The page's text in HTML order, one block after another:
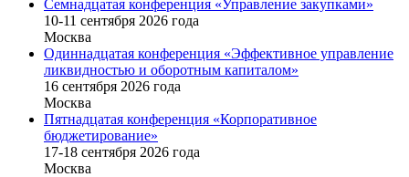
Семнадцатая конференция «Управление закупками»
10-11 сентября 2026 года
Москва
Одиннадцатая конференция «Эффективное управление
ликвидностью и оборотным капиталом»
16 cентября 2026 года
Москва
Пятнадцатая конференция «Корпоративное
бюджетирование»
17-18 сентября 2026 года
Москва